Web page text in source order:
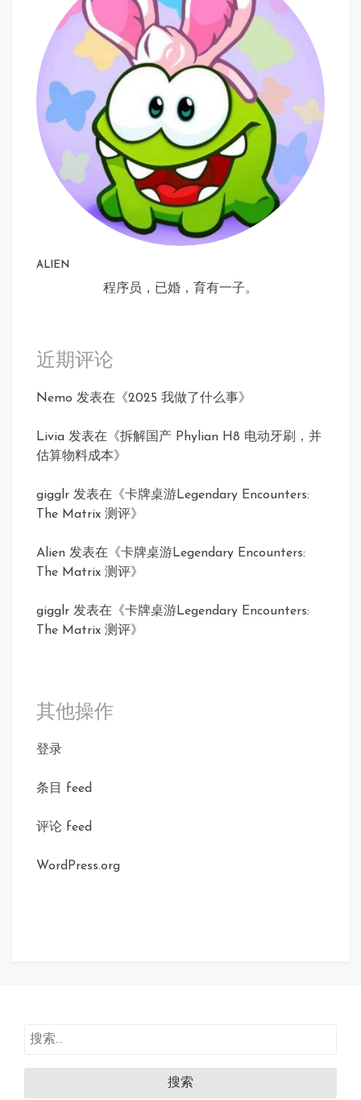
ALIEN
程序员，已婚，育有一子。
近期评论
Nemo 发表在《2025 我做了什么事》
Livia 发表在《拆解国产 Phylian H8 电动牙刷，并
估算物料成本》
gigglr 发表在《卡牌桌游Legendary Encounters:
The Matrix 测评》
Alien 发表在《卡牌桌游Legendary Encounters:
The Matrix 测评》
gigglr 发表在《卡牌桌游Legendary Encounters:
The Matrix 测评》
其他操作
登录
条目 feed
评论 feed
WordPress.org
搜